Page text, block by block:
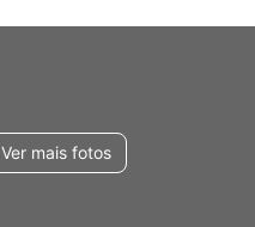
Ver mais fotos